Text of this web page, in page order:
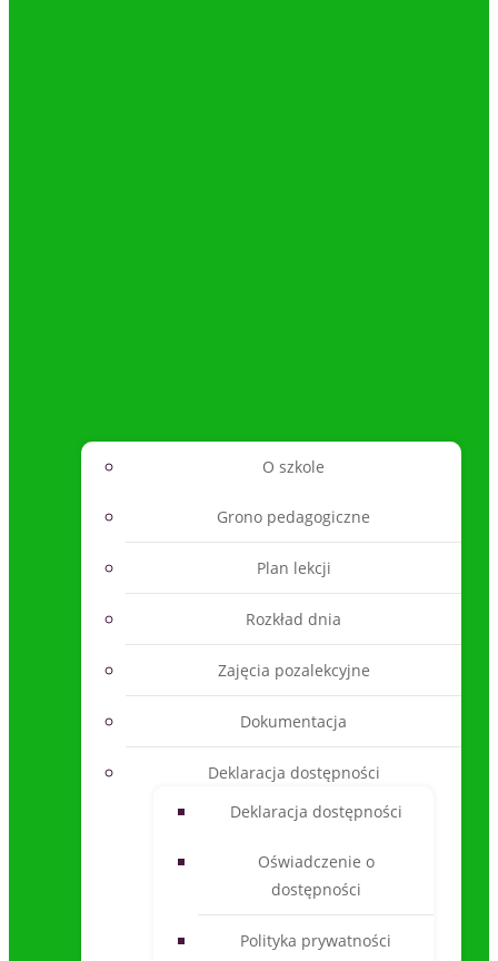
O szkole
Grono pedagogiczne
Plan lekcji
Rozkład dnia
Zajęcia pozalekcyjne
Dokumentacja
Deklaracja dostępności
Deklaracja dostępności
Oświadczenie o
dostępności
Polityka prywatności